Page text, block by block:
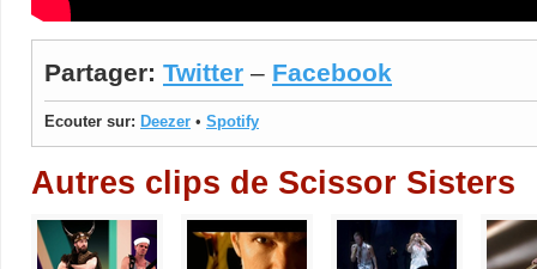
Partager: Twitter – Facebook
Ecouter sur: Deezer • Spotify
Autres clips de Scissor Sisters